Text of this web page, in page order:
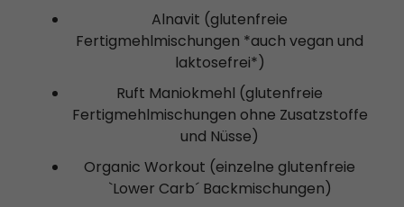
Alnavit (glutenfreie
Fertigmehlmischungen *auch vegan und
laktosefrei*)
Ruft Maniokmehl (glutenfreie
Fertigmehlmischungen ohne Zusatzstoffe
und Nüsse)
Organic Workout (einzelne glutenfreie
`Lower Carb´ Backmischungen)